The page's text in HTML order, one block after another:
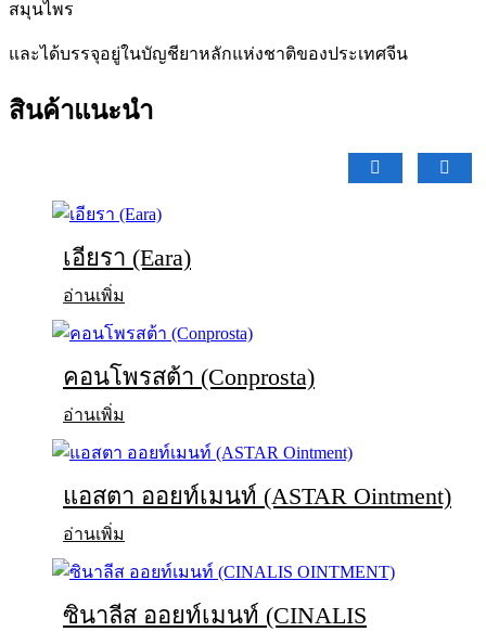
สมุนไพร
และได้บรรจุอยู่ในบัญชียาหลักแห่งชาติของประเทศจีน
สินค้าแนะนำ
เอียรา (Eara)
อ่านเพิ่ม
คอนโพรสต้า (Conprosta)
อ่านเพิ่ม
แอสตา ออยท์เมนท์ (ASTAR Ointment)
อ่านเพิ่ม
ซินาลีส ออยท์เมนท์ (CINALIS